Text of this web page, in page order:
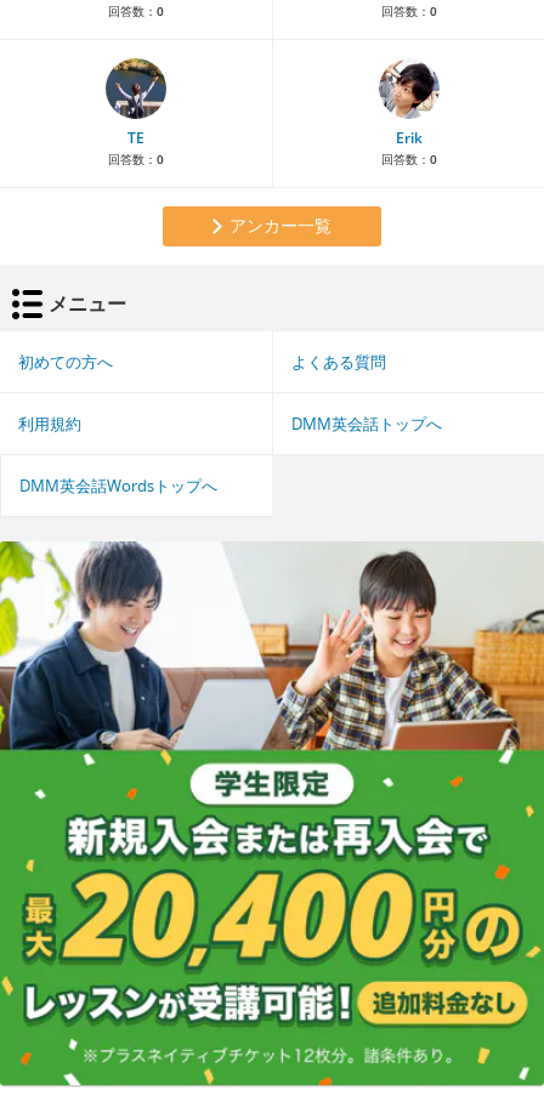
回答数： 0 回答数： 0
TE
回答数： 0
Erik
回答数： 0
アンカー一覧
メニュー
初めての方へ よくある質問
利用規約 DMM英会話トップへ
DMM英会話Wordsトップへ